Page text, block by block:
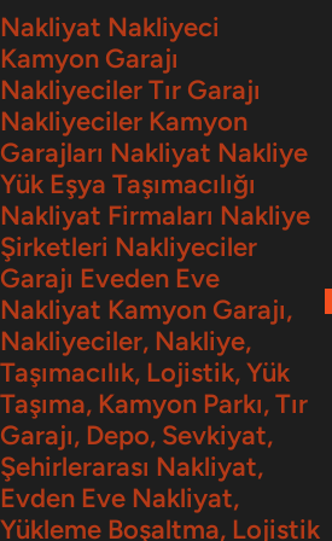
İçeriğe
geç
Nakliyat Nakliyeci
Kamyon Garajı
Nakliyeciler Tır Garajı
Nakliyeciler Kamyon
Garajları Nakliyat Nakliye
Yük Eşya Taşımacılığı
Nakliyat Firmaları Nakliye
Şirketleri Nakliyeciler
Garajı Eveden Eve
Nakliyat Kamyon Garajı,
Nakliyeciler, Nakliye,
Taşımacılık, Lojistik, Yük
Taşıma, Kamyon Parkı, Tır
Garajı, Depo, Sevkiyat,
Şehirlerarası Nakliyat,
Evden Eve Nakliyat,
Yükleme Boşaltma, Lojistik